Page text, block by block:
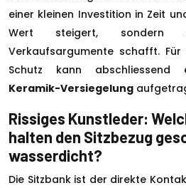
einer kleinen Investition in Zeit
Wert steigert, sondern
Verkaufsargumente schafft.
Schutz kann abschliessend
Keramik-Versiegelung
Rissiges Kunstleder:
halten den Sitzbezug
wasserdicht?
Die Sitzbank ist der direkte